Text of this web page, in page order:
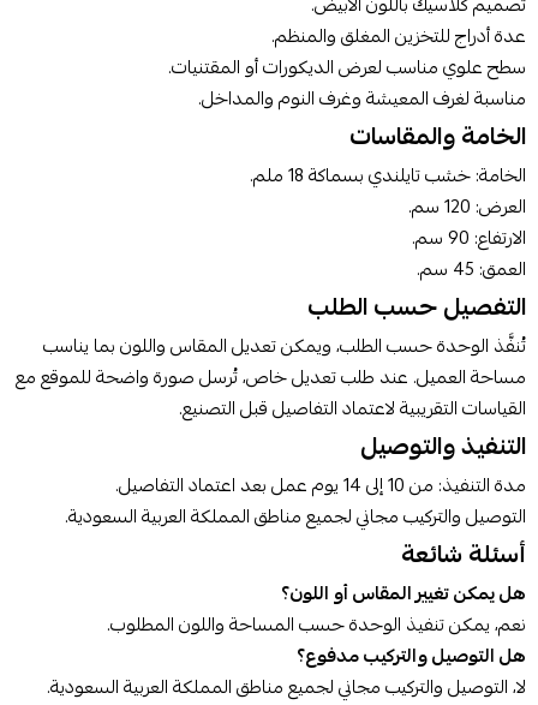
عدة أدراج للتخزين المغلق والمنظم.
سطح علوي مناسب لعرض الديكورات أو المقتنيات.
مناسبة لغرف المعيشة وغرف النوم والمداخل.
الخامة والمقاسات
الخامة: خشب تايلندي بسماكة 18 ملم.
العرض: 120 سم.
الارتفاع: 90 سم.
العمق: 45 سم.
التفصيل حسب الطلب
تُنفَّذ الوحدة حسب الطلب، ويمكن تعديل المقاس واللون بما يناسب
مساحة العميل. عند طلب تعديل خاص، تُرسل صورة واضحة للموقع مع
القياسات التقريبية لاعتماد التفاصيل قبل التصنيع.
التنفيذ والتوصيل
مدة التنفيذ: من 10 إلى 14 يوم عمل بعد اعتماد التفاصيل.
التوصيل والتركيب مجاني لجميع مناطق المملكة العربية السعودية.
أسئلة شائعة
هل يمكن تغيير المقاس أو اللون؟
نعم، يمكن تنفيذ الوحدة حسب المساحة واللون المطلوب.
هل التوصيل والتركيب مدفوع؟
لا، التوصيل والتركيب مجاني لجميع مناطق المملكة العربية السعودية.